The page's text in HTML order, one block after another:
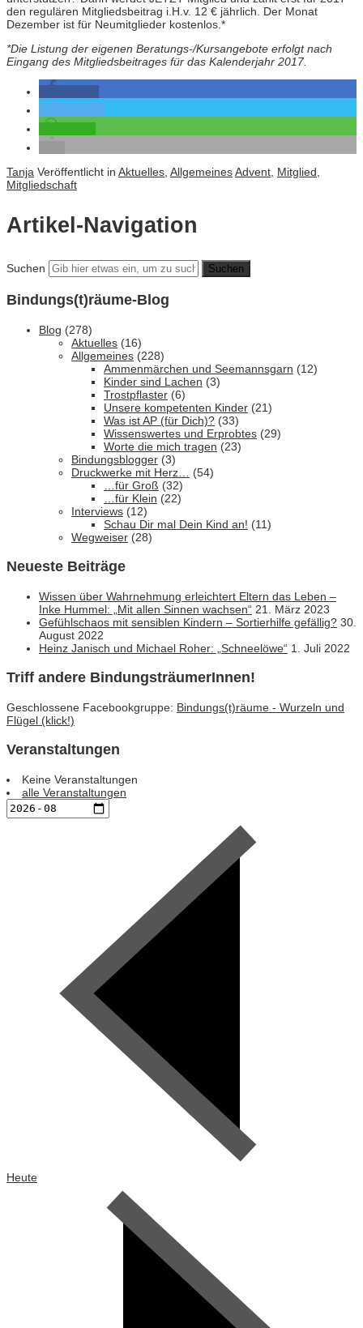
den regulären Mitgliedsbeitrag i.H.v. 12 € jährlich. Der Monat
Dezember ist für Neumitglieder kostenlos.*
*Die Listung der eigenen Beratungs-/Kursangebote erfolgt nach
Eingang des Mitgliedsbeitrages für das Kalenderjahr 2017.
Tanja Veröffentlicht in Aktuelles AllgemeinesAdvent Mitglied
Mitgliedschaft
Artikel-Navigation
Suchen
Bindungs(t)räume-Blog
Blog (278)
Aktuelles (16)
Allgemeines (228)
Ammenmärchen und Seemannsgarn (12)
Kinder sind Lachen (3)
Trostpflaster (6)
Unsere kompetenten Kinder (21)
Was ist AP (für Dich)? (33)
Wissenswertes und Erprobtes (29)
Worte die mich tragen (23)
Bindungsblogger (3)
Druckwerke mit Herz…
(54)
…für Groß (32)
…für Klein (22)
Interviews (12)
Schau Dir mal Dein Kind an! (11)
Wegweiser (28)
Neueste Beiträge
Wissen über Wahrnehmung erleichtert Eltern das Leben –
Inke Hummel: „Mit allen Sinnen wachsen“ 21. März 2023
Gefühlschaos mit sensiblen Kindern – Sortierhilfe gefällig? 30.
August 2022
Heinz Janisch und Michael Roher: „Schneelöwe“ 1. Juli 2022
Triff andere BindungsträumerInnen!
Geschlossene Facebookgruppe: Bindungs(t)räume - Wurzeln und
Flügel (klick!)
Veranstaltungen
Keine Veranstaltungen
alle Veranstaltungen
Heute